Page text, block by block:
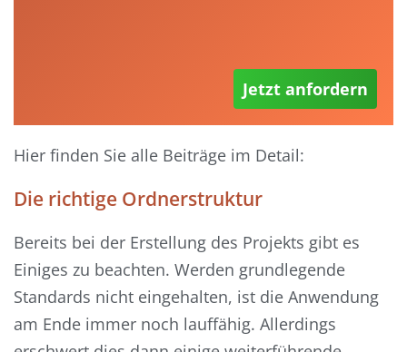
Jetzt anfordern
Hier finden Sie alle Beiträge im Detail:
Die richtige Ordnerstruktur
Bereits bei der Erstellung des Projekts gibt es
Einiges zu beachten. Werden grundlegende
Standards nicht eingehalten, ist die Anwendung
am Ende immer noch lauffähig. Allerdings